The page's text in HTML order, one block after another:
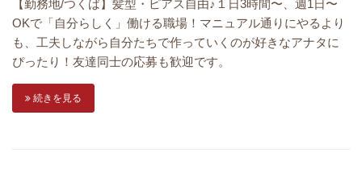
【勤務地/つくば】髪型・ピアス自由♪１日3時間〜、週1日〜
OKで「自分らしく」働ける職場！マニュアル通りにやるより
も、工夫しながら自分たちで作っていくのが好きなアナタに
ぴったり！友達同士の応募も歓迎です。
続きを見る